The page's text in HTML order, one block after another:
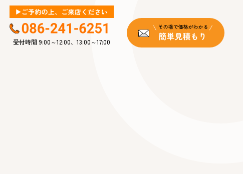
受付時間 9:00～12:00、13:00～17:00